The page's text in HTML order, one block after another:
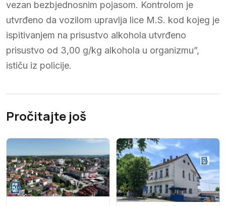
vezan bezbjednosnim pojasom. Kontrolom je
utvrđeno da vozilom upravlja lice M.S. kod kojeg je
ispitivanjem na prisustvo alkohola utvrđeno
prisustvo od 3,00 g/kg alkohola u organizmu”,
ističu iz policije.
Pročitajte još